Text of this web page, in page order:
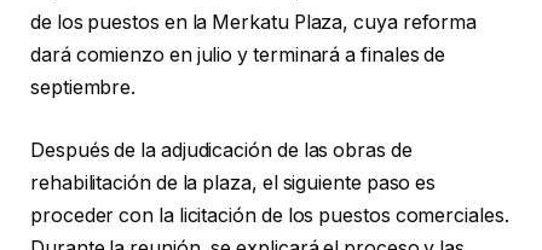
de los puestos en la Merkatu Plaza, cuya reforma
dará comienzo en julio y terminará a finales de
septiembre.
Después de la adjudicación de las obras de
rehabilitación de la plaza, el siguiente paso es
proceder con la licitación de los puestos comerciales.